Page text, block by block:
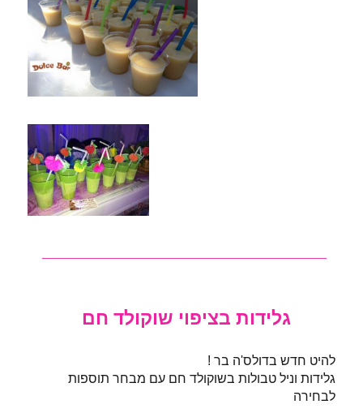
גלידות בציפוי שוקולד חם
להיט חדש בדולס'ה בר !
גלידות וניל טבולות בשוקולד חם עם מבחר תוספות
לבחירה